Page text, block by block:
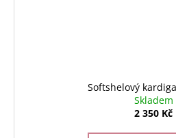
Softshelový
Skladem
2 350 Kč